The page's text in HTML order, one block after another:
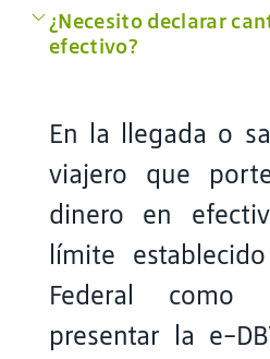
¿Necesito declarar
efectivo?
En la llegada o
viajero que
dinero en
límite
Federal como
presentar la e-